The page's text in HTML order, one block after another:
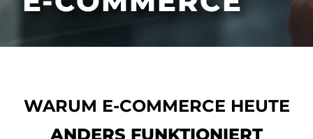
WARUM E-COMMERCE HEUTE
ANDERS FUNKTIONIERT